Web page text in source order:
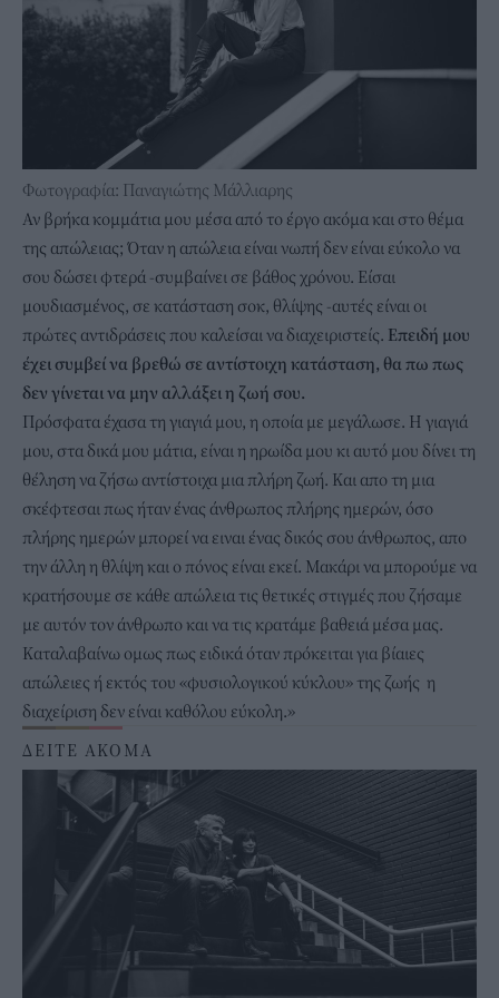
Φωτογραφία: Παναγιώτης Μάλλιαρης
Αν βρήκα κομμάτια μου μέσα από το έργο ακόμα και στο θέμα
της απώλειας; Όταν η απώλεια είναι νωπή δεν είναι εύκολο να
σου δώσει φτερά -συμβαίνει σε βάθος χρόνου. Είσαι
μουδιασμένος, σε κατάσταση σοκ, θλίψης -αυτές είναι οι
πρώτες αντιδράσεις που καλείσαι να διαχειριστείς. Επειδή μου
έχει συμβεί να βρεθώ σε αντίστοιχη κατάσταση, θα πω πως
δεν γίνεται να μην αλλάξει η ζωή σου.
Πρόσφατα έχασα τη γιαγιά μου, η οποία με μεγάλωσε. Η γιαγιά
μου, στα δικά μου μάτια, είναι η ηρωίδα μου κι αυτό μου δίνει τη
θέληση να ζήσω αντίστοιχα μια πλήρη ζωή. Και απο τη μια
σκέφτεσαι πως ήταν ένας άνθρωπος πλήρης ημερών, όσο
πλήρης ημερών μπορεί να ειναι ένας δικός σου άνθρωπος, απο
την άλλη η θλίψη και ο πόνος είναι εκεί. Μακάρι να μπορούμε να
κρατήσουμε σε κάθε απώλεια τις θετικές στιγμές που ζήσαμε
με αυτόν τον άνθρωπο και να τις κρατάμε βαθειά μέσα μας.
Καταλαβαίνω ομως πως ειδικά όταν πρόκειται για βίαιες
απώλειες ή εκτός του «φυσιολογικού κύκλου» της ζωής η
διαχείριση δεν είναι καθόλου εύκολη.»
ΔΕΙΤΕ ΑΚΟΜΑ